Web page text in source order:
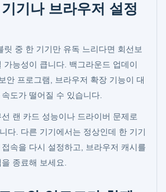
기나 브라우저 설정
릿 중 한 기기만 유독 느리다면 회선보
가능성이 큽니다. 백그라운드 업데이
안 프로그램, 브라우저 확장 기능이 대
도가 떨어질 수 있습니다.
랜 카드 성능이나 드라이버 문제로
다. 다른 기기에서는 정상인데 한 기기
속을 다시 설정하고, 브라우저 캐시를
종료해 보세요.